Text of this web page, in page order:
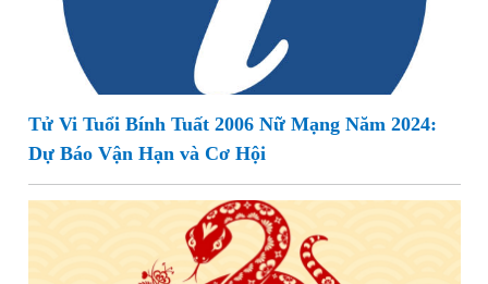
Tử Vi Tuổi Bính Tuất 2006 Nữ Mạng Năm 2024:
Dự Báo Vận Hạn và Cơ Hội